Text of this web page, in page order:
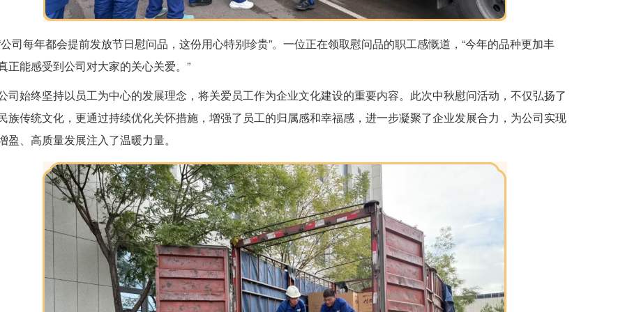
公司每年都会提前发放节日慰问品，这份用心特别珍贵”。一位正在领取慰问品的职工感慨道，“今年的品种更加丰
正能感受到公司对大家的关心关爱。”
司始终坚持以员工为中心的发展理念，将关爱员工作为企业文化建设的重要内容。此次中秋慰问活动，不仅弘扬了
族传统文化，更通过持续优化关怀措施，增强了员工的归属感和幸福感，进一步凝聚了企业发展合力，为公司实现
盈、高质量发展注入了温暖力量。